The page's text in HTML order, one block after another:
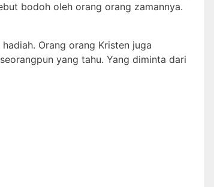
bodoh oleh orang orang zamannya.
Orang orang Kristen juga
yang tahu. Yang diminta dari